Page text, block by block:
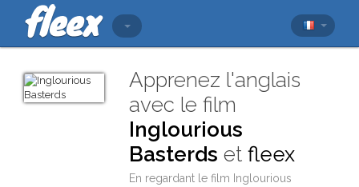
Apprenez l'anglais
avec le film
Inglourious
Basterds etfleex
En regardant le film Inglourious